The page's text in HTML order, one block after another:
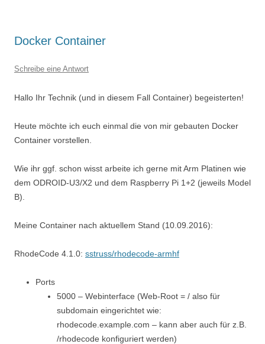
Docker Container
Schreibe eine Antwort
Hallo Ihr Technik (und in diesem Fall Container) begeisterten!
Heute möchte ich euch einmal die von mir gebauten Docker
Container vorstellen.
Wie ihr ggf. schon wisst arbeite ich gerne mit Arm Platinen wie
dem ODROID-U3/X2 und dem Raspberry Pi 1+2 (jeweils Model
B).
Meine Container nach aktuellem Stand (10.09.2016):
RhodeCode 4.1.0: sstruss/rhodecode-armhf
Ports
5000 – Webinterface (Web-Root = / also für
subdomain eingerichtet wie:
rhodecode.example.com – kann aber auch für z.B.
/rhodecode konfiguriert werden)